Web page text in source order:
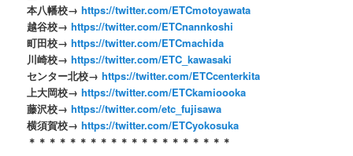
本八幡校→https://twitter.com/ETCmotoyawata
越谷校→ https://twitter.com/ETCnannkoshi
町田校→https://twitter.com/ETCmachida
川崎校→https://twitter.com/ETC_kawasaki
センター北校→ https://twitter.com/ETCcenterkita
上大岡校→https://twitter.com/ETCkamioooka
藤沢校→https://twitter.com/etc_fujisawa
横須賀校→https://twitter.com/ETCyokosuka
＊＊＊＊＊＊＊＊＊＊＊＊＊＊＊＊＊＊＊＊